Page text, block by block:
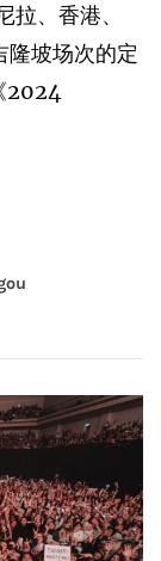
、香港、
隆坡场次的定
2024